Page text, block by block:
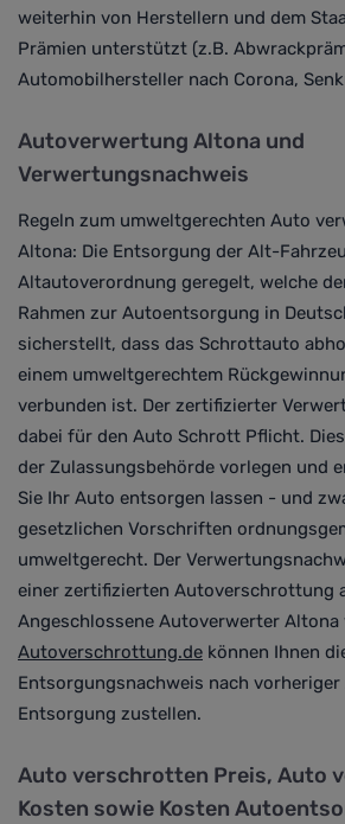
weiterhin von Herstellern und dem
Prämien unterstützt (z.B.
Automobilhersteller nach Corona,
Autoverwertung Altona und
Verwertungsnachweis
Regeln zum umweltgerechten Auto
Altona: Die Entsorgung der Alt-
Altautoverordnung geregelt, welche
Rahmen zur Autoentsorgung in
sicherstellt, dass das Schrottauto
einem umweltgerechtem
verbunden ist. Der zertifizierter
dabei für den Auto Schrott Pflicht.
der Zulassungsbehörde vorlegen und
Sie Ihr Auto entsorgen lassen - und
gesetzlichen Vorschriften
umweltgerecht. Der
einer zertifizierten Autoverschrottung
Angeschlossene Autoverwerter Altona
Autoverschrottung.de können Ihnen
Entsorgungsnachweis nach
Entsorgung zustellen.
Auto verschrotten Preis, Auto
Kosten sowie Kosten